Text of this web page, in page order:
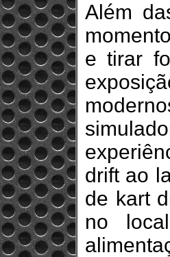
Além
e tirar
drift ao
de kart
no